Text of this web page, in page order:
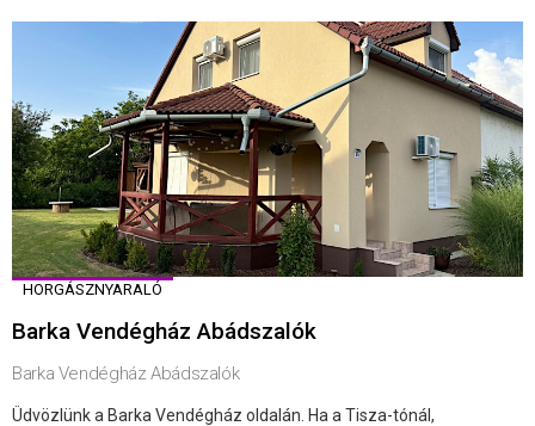
HORGÁSZNYARALÓ
Barka Vendégház Abádszalók
Barka Vendégház Abádszalók
Üdvözlünk a Barka Vendégház oldalán. Ha a Tisza-tónál,